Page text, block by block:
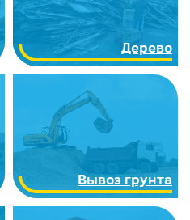
Дерево
Вывоз грунта